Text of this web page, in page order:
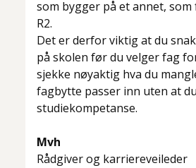
som bygger på et annet,
R2.
Det er derfor viktig at du
på skolen før du velger fag
sjekke nøyaktig hva du
fagbytte passer inn uten at
studiekompetanse.
Mvh
Rådgiver og karriereveileder